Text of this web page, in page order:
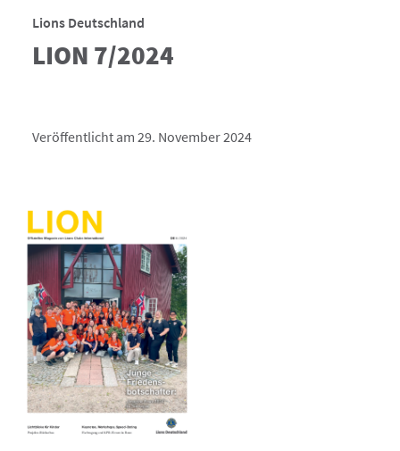
Lions Deutschland
LION 7/2024
Veröffentlicht am 29. November 2024